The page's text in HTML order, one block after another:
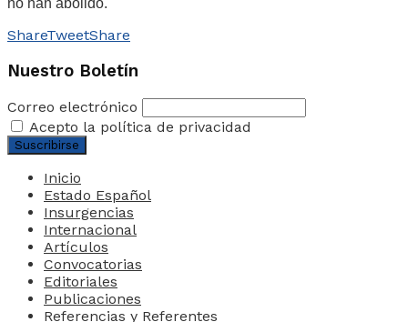
no han abolido.
ShareTweetShare
Nuestro Boletín
Correo electrónico
Acepto la política de privacidad
Inicio
Estado Español
Insurgencias
Internacional
Artículos
Convocatorias
Editoriales
Publicaciones
Referencias y Referentes